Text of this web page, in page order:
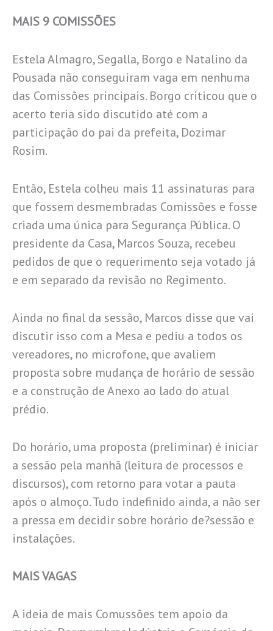
MAIS 9 COMISSÕES
Estela Almagro, Segalla, Borgo e Natalino da
Pousada não conseguiram vaga em nenhuma
das Comissões principais. Borgo criticou que o
acerto teria sido discutido até com a
participação do pai da prefeita, Dozimar
Rosim.
Então, Estela colheu mais 11 assinaturas para
que fossem desmembradas Comissões e fosse
criada uma única para Segurança Pública. O
presidente da Casa, Marcos Souza, recebeu
pedidos de que o requerimento seja votado já
e em separado da revisão no Regimento.
Ainda no final da sessão, Marcos disse que vai
discutir isso com a Mesa e pediu a todos os
vereadores, no microfone, que avaliem
proposta sobre mudança de horário de sessão
e a construção de Anexo ao lado do atual
prédio.
Do horário, uma proposta (preliminar) é iniciar
a sessão pela manhã (leitura de processos e
discursos), com retorno para votar a pauta
após o almoço. Tudo indefinido ainda, a não ser
a pressa em decidir sobre horário de?sessão e
instalações.
MAIS VAGAS
A ideia de mais Comussões tem apoio da